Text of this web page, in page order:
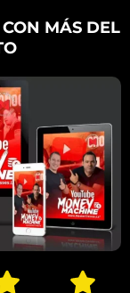
MÁS DEL